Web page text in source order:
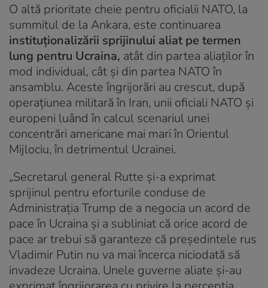
O altă prioritate cheie pentru oficialii NATO, la
summitul de la Ankara, este continuarea
instituționalizării sprijinului aliat pe termen
lung pentru Ucraina, atât din partea aliaților în
mod individual, cât și din partea NATO în
ansamblu. Aceste îngrijorări au crescut, după
operațiunea militară în Iran, unii oficiali NATO și
europeni luând în calcul scenariul unei
concentrări americane mai mari în Orientul
Mijlociu, în detrimentul Ucrainei.
„Secretarul general Rutte și-a exprimat
sprijinul pentru eforturile conduse de
Administrația Trump de a negocia un acord de
pace în Ucraina și a subliniat că orice acord de
pace ar trebui să garanteze că președintele rus
Vladimir Putin nu va mai încerca niciodată să
invadeze Ucraina. Unele guverne aliate și-au